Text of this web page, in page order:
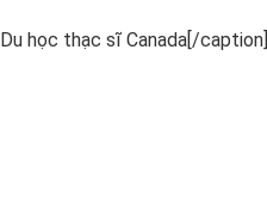
Du học thạc sĩ Canada[/caption]